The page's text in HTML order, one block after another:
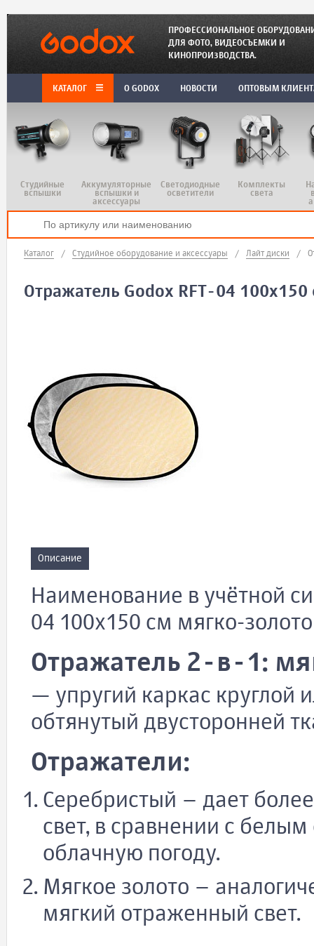
ПРОФЕССИОНАЛЬНОЕ
ДЛЯ ФОТО, ВИДЕОСЪЕМКИ И
КИНОПРОИЗВОДСТВА.
КАТАЛОГ O GODOX НОВОСТИ ОПТОВЫМ
Студийные
вспышки
Аккумуляторные
вспышки и
аксессуары
Светодиодные
осветители
Комплекты
света
Каталог / Студийное оборудование и аксессуары / Лайт диски /
Отражатель Godox RFT-04
Описание
Наименование в учётной
04 100x150 см мягко-
Отражатель 2-в-1:
— упругий каркас
обтянутый двусторонней
Отражатели:
Серебристый – дает
свет, в сравнении с
облачную погоду.
Мягкое золото –
мягкий отраженный свет.